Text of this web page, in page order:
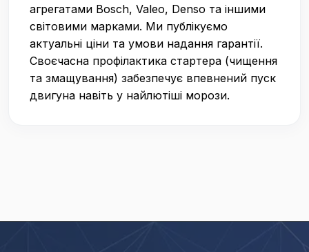
агрегатами Bosch, Valeo, Denso та іншими
світовими марками. Ми публікуємо
актуальні ціни та умови надання гарантії.
Своєчасна профілактика стартера (чищення
та змащування) забезпечує впевнений пуск
двигуна навіть у найлютіші морози.